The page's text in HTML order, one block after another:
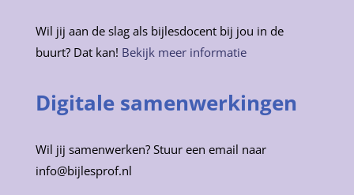
Wil jij aan de slag als bijlesdocent bij jou in de
buurt? Dat kan! Bekijk meer informatie
Digitale samenwerkingen
Wil jij samenwerken? Stuur een email naar
info@bijlesprof.nl